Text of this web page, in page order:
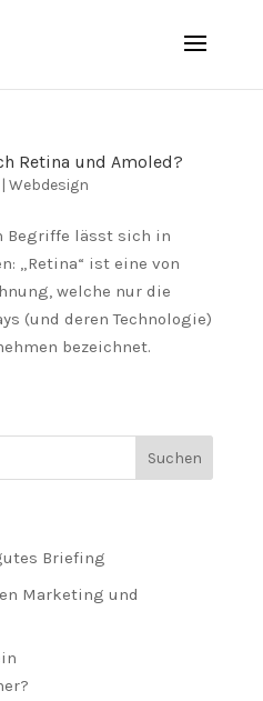
Retina und Amoled?
| Webdesign
Begriffe lässt sich in
„Retina“ ist eine von
welche nur die
(und deren Technologie)
bezeichnet.
Briefing
Marketing und